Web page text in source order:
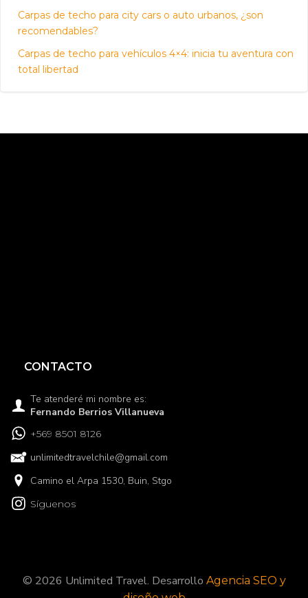
Carpas de techo para city cars o auto urbanos, ¿son
recomendables?
Carpas de techo para vehículos 4×4: inicia tu aventura con
total libertad
CONTACTO
Te atenderé mi nombre es:
Fernando Berrios Villanueva
+569 8501 8126
unlimitedtravelchile@gmail.com
Camino el Arpa 1530, Buin, Stgo
Síguenos
© 2026 Unlimited Travel. Desarrollo Agencia SEO y